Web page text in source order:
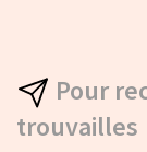
Pour
trouvailles